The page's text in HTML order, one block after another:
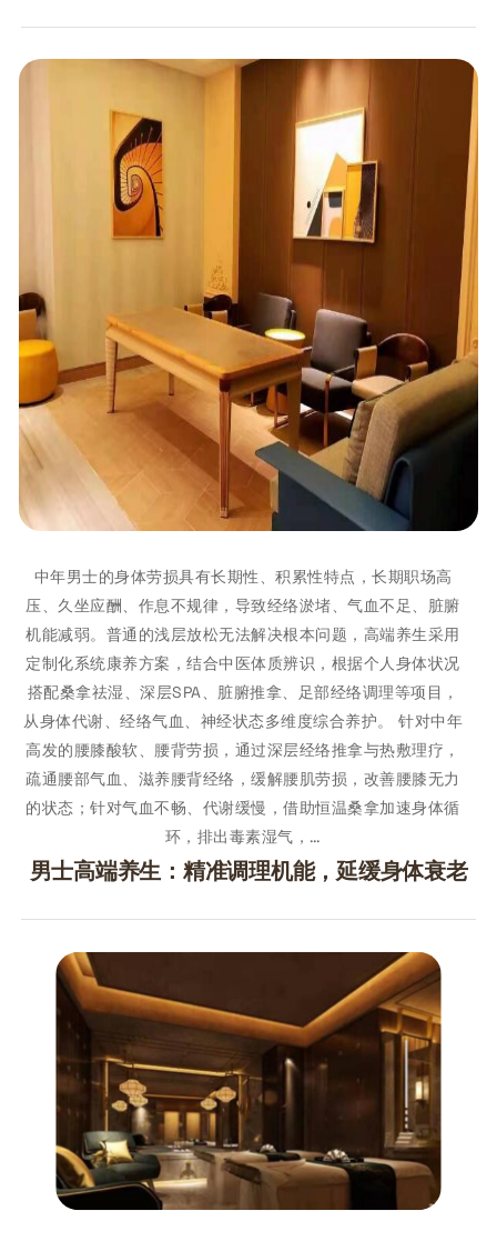
中年男士的身体劳损具有长期性、积累性特点，长期职场高
压、久坐应酬、作息不规律，导致经络淤堵、气血不足、脏腑
机能减弱。普通的浅层放松无法解决根本问题，高端养生采用
定制化系统康养方案，结合中医体质辨识，根据个人身体状况
搭配桑拿祛湿、深层SPA、脏腑推拿、足部经络调理等项目，
从身体代谢、经络气血、神经状态多维度综合养护。 针对中年
高发的腰膝酸软、腰背劳损，通过深层经络推拿与热敷理疗，
疏通腰部气血、滋养腰背经络，缓解腰肌劳损，改善腰膝无力
的状态；针对气血不畅、代谢缓慢，借助恒温桑拿加速身体循
环，排出毒素湿气，…
男士高端养生：精准调理机能，延缓身体衰老